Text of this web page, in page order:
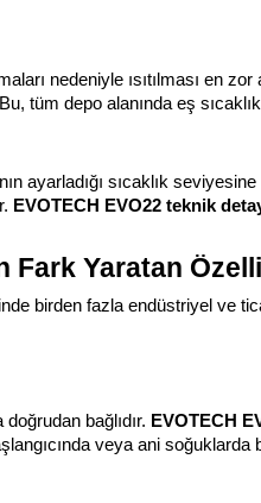
nedeniyle ısıtılması en zor
tüm depo alanında eş sıcaklık
ayarladığı sıcaklık
EVOTECH EVO22 teknik
Fark Yaratan
birden fazla endüstriyel ve
bağlıdır. EVOTECH
veya ani soğuklarda